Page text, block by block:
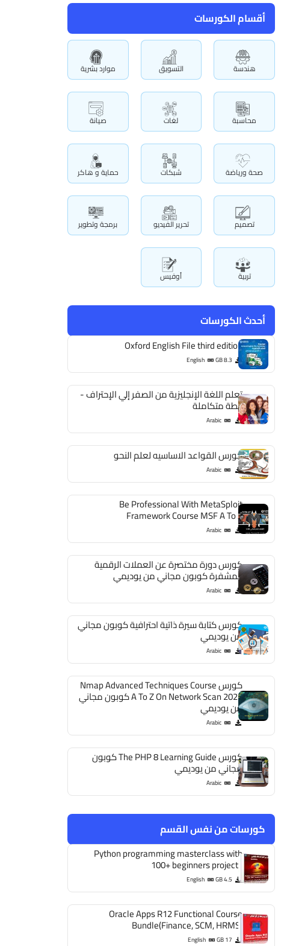
أقسام الكورسات
هندسة التسويق موارد بشرية
محاسبة لغات صيانة
صحة ورياضة شبكات حماية و هاكر
تصميم تحرير الفيديو برمجة وتطوير
تربية أوفيس
أحدث الكورسات
Oxford English File third edition
8.3 GB
English
تعلم اللغة الإنجليزية من الصفر إلي الإحتراف -
خطة متكاملة
Arabic
كورس القواعد الاساسيه لعلم النحو
Arabic
Be Professional With MetaSploit
Framework Course MSF A To Z
Arabic
كورس دورة مختصرة عن العملات الرقمية
المشفرة كوبون مجاني من يوديمي
Arabic
كورس كتابة سيرة ذاتية احترافية كوبون مجاني
من يوديمي
Arabic
كورس Nmap Advanced Techniques Course
A To Z On Network Scan 2023 كوبون مجاني
من يوديمي
Arabic
كورس The PHP 8 Learning Guide كوبون
مجاني من يوديمي
Arabic
كورسات من نفس القسم
Python programming masterclass with
100+ beginners projects
4.5 GB
English
Oracle Apps R12 Functional Course
Bundle(Finance, SCM, HRMS)
17 GB
English